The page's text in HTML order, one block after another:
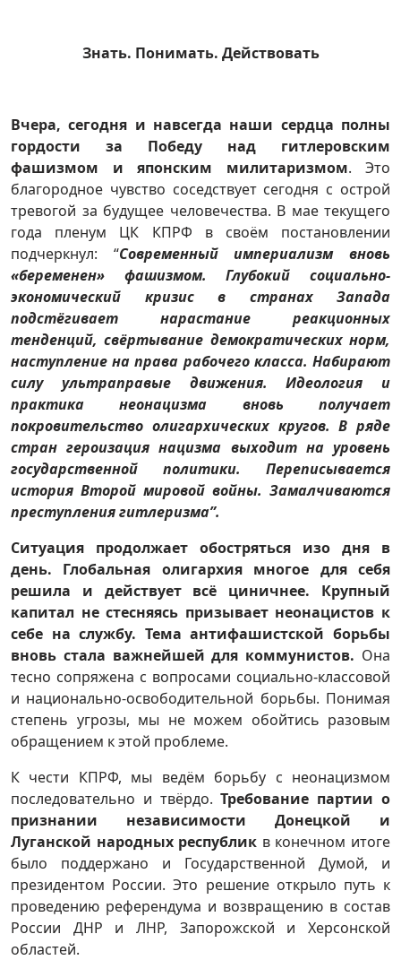
Знать. Понимать. Действовать
Вчера, сегодня и навсегда наши сердца полны
гордости за Победу над гитлеровским
фашизмом и японским милитаризмом. Это
благородное чувство соседствует сегодня с острой
тревогой за будущее человечества. В мае текущего
года пленум ЦК КПРФ в своём постановлении
подчеркнул: “Современный империализм вновь
«беременен» фашизмом. Глубокий социально-
экономический кризис в странах Запада
подстёгивает нарастание реакционных
тенденций, свёртывание демократических норм,
наступление на права рабочего класса. Набирают
силу ультраправые движения. Идеология и
практика неонацизма вновь получает
покровительство олигархических кругов. В ряде
стран героизация нацизма выходит на уровень
государственной политики. Переписывается
история Второй мировой войны. Замалчиваются
преступления гитлеризма”.
Ситуация продолжает обостряться изо дня в
день. Глобальная олигархия многое для себя
решила и действует всё циничнее. Крупный
капитал не стесняясь призывает неонацистов к
себе на службу. Тема антифашистской борьбы
вновь стала важнейшей для коммунистов. Она
тесно сопряжена с вопросами социально-классовой
и национально-освободительной борьбы. Понимая
степень угрозы, мы не можем обойтись разовым
обращением к этой проблеме.
К чести КПРФ, мы ведём борьбу с неонацизмом
последовательно и твёрдо.Требование партии о
признании независимости Донецкой и
Луганской народных республик в конечном итоге
было поддержано и Государственной Думой, и
президентом России. Это решение открыло путь к
проведению референдума и возвращению в состав
России ДНР и ЛНР, Запорожской и Херсонской
областей.